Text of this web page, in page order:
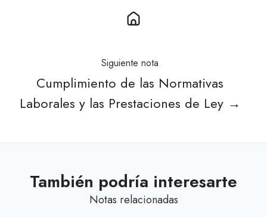
Siguiente nota
Cumplimiento de las Normativas
Laborales y las Prestaciones de Ley →
También podría interesarte
Notas relacionadas